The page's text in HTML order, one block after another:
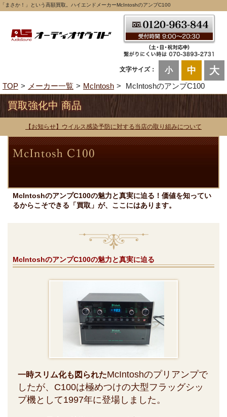
「まさか！」という高額買取。ハイエンドメーカーMcIntoshのアンプC100
文字サイズ： 小 中 大
TOP メーカー一覧 McIntosh McIntoshのアンプC100
買取強化中 商品
【お知らせ】ウイルス感染予防に対する当店の取り組みについて
McIntoshのアンプC100の魅力と真実に迫る！価値を知ってい
るからこそできる「買取」が、ここにはあります。
McIntoshのアンプC100の魅力と真実に迫る
一時スリム化も図られたMcIntoshのプリアンプで
したが、C100は極めつけの大型フラッグシッ
プ機として1997年に登場しました。